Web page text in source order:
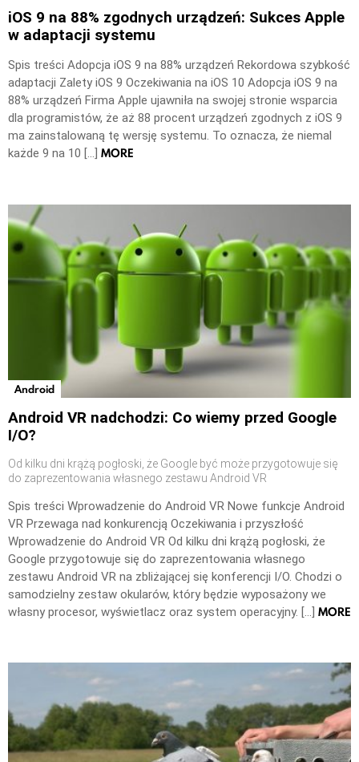
iOS 9 na 88% zgodnych urządzeń: Sukces Apple
w adaptacji systemu
Spis treści Adopcja iOS 9 na 88% urządzeń Rekordowa szybkość
adaptacji Zalety iOS 9 Oczekiwania na iOS 10 Adopcja iOS 9 na
88% urządzeń Firma Apple ujawniła na swojej stronie wsparcia
dla programistów, że aż 88 procent urządzeń zgodnych z iOS 9
ma zainstalowaną tę wersję systemu. To oznacza, że niemal
każde 9 na 10 […] MORE
Android
Android VR nadchodzi: Co wiemy przed Google
I/O?
Od kilku dni krążą pogłoski, że Google być może przygotowuje się
do zaprezentowania własnego zestawu Android VR
Spis treści Wprowadzenie do Android VR Nowe funkcje Android
VR Przewaga nad konkurencją Oczekiwania i przyszłość
Wprowadzenie do Android VR Od kilku dni krążą pogłoski, że
Google przygotowuje się do zaprezentowania własnego
zestawu Android VR na zbliżającej się konferencji I/O. Chodzi o
samodzielny zestaw okularów, który będzie wyposażony we
własny procesor, wyświetlacz oraz system operacyjny. […] MORE